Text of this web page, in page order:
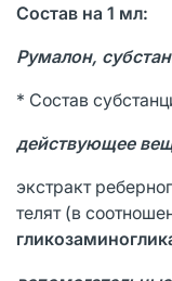
Состав на 1 мл:
Румалон,
* Состав
действующее
экстракт
телят (в